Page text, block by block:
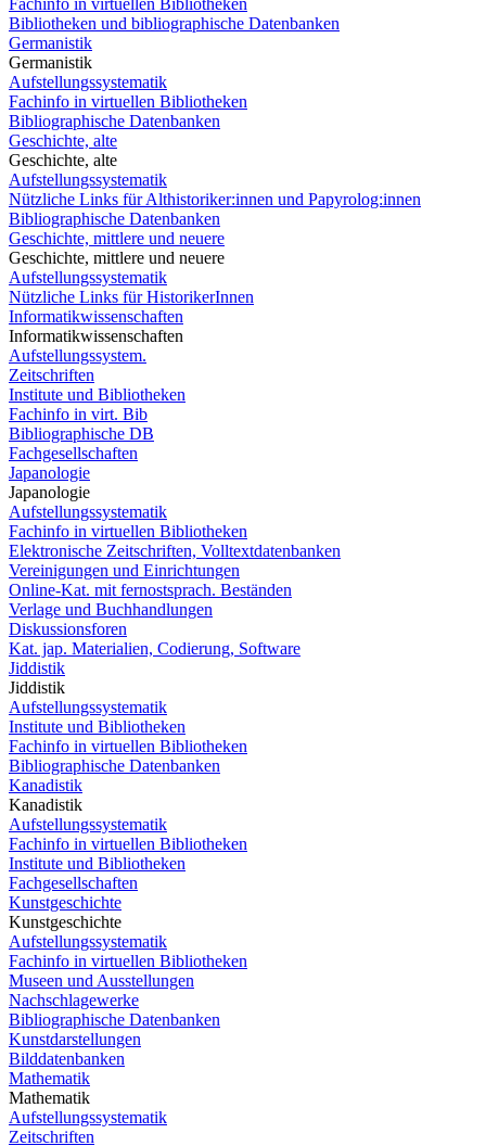
Fachinfo in virtuellen Bibliotheken
Bibliotheken und bibliographische Datenbanken
Germanistik
Germanistik
Aufstellungssystematik
Fachinfo in virtuellen Bibliotheken
Bibliographische Datenbanken
Geschichte, alte
Geschichte, alte
Aufstellungssystematik
Nützliche Links für Althistoriker:innen und Papyrolog:innen
Bibliographische Datenbanken
Geschichte, mittlere und neuere
Geschichte, mittlere und neuere
Aufstellungssystematik
Nützliche Links für HistorikerInnen
Informatikwissenschaften
Informatikwissenschaften
Aufstellungssystem.
Zeitschriften
Institute und Bibliotheken
Fachinfo in virt. Bib
Bibliographische DB
Fachgesellschaften
Japanologie
Japanologie
Aufstellungssystematik
Fachinfo in virtuellen Bibliotheken
Elektronische Zeitschriften, Volltextdatenbanken
Vereinigungen und Einrichtungen
Online-Kat. mit fernostsprach. Beständen
Verlage und Buchhandlungen
Diskussionsforen
Kat. jap. Materialien, Codierung, Software
Jiddistik
Jiddistik
Aufstellungssystematik
Institute und Bibliotheken
Fachinfo in virtuellen Bibliotheken
Bibliographische Datenbanken
Kanadistik
Kanadistik
Aufstellungssystematik
Fachinfo in virtuellen Bibliotheken
Institute und Bibliotheken
Fachgesellschaften
Kunstgeschichte
Kunstgeschichte
Aufstellungssystematik
Fachinfo in virtuellen Bibliotheken
Museen und Ausstellungen
Nachschlagewerke
Bibliographische Datenbanken
Kunstdarstellungen
Bilddatenbanken
Mathematik
Mathematik
Aufstellungssystematik
Zeitschriften